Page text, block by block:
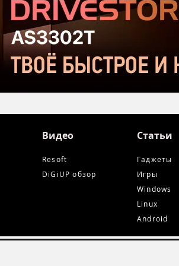
Видео Статьи
Resoft
DiGiUP обзор
Гаджеты
Игры
Windows
Linux
Android